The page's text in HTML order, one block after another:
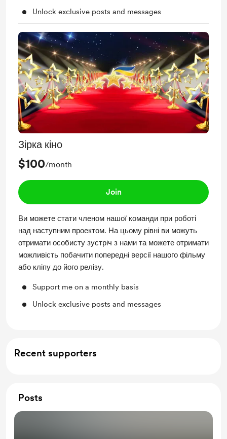
Unlock exclusive posts and messages
Зірка кіно
$100/month
Join
Ви можете стати членом нашої команди при роботі
над наступним проектом. На цьому рівні ви можуть
отримати особисту зустріч з нами та можете отримати
можливість побачити попередні версії нашого фільму
або кліпу до його релізу.
Support me on a monthly basis
Unlock exclusive posts and messages
Recent supporters
Posts